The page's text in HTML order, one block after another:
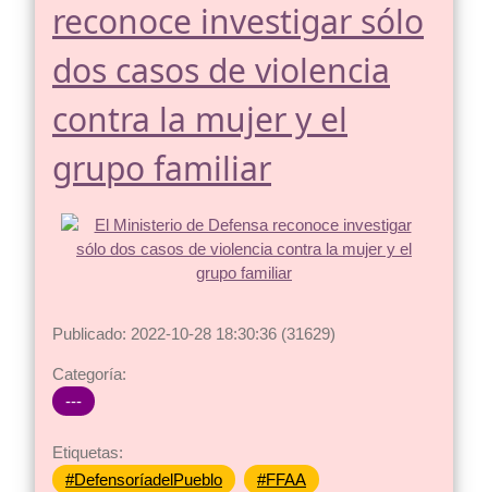
reconoce investigar sólo
dos casos de violencia
contra la mujer y el
grupo familiar
Publicado: 2022-10-28 18:30:36 (31629)
Categoría:
---
Etiquetas:
#DefensoríadelPueblo
#FFAA